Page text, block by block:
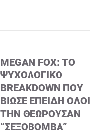
MEGAN FOX: ΤΟ
ΨΥΧΟΛΟΓΙΚΌ
BREAKDOWN ΠΟΥ
ΒΊΩΣΕ ΕΠΕΙΔΉ ΌΛΟΙ
ΤΗΝ ΘΕΩΡΟΎΣΑΝ
“ΣΕΞΟΒΌΜΒΑ”